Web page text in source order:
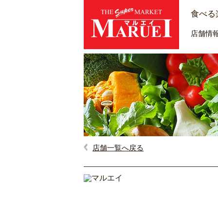
食べる
店舗情
店舗一覧へ戻る